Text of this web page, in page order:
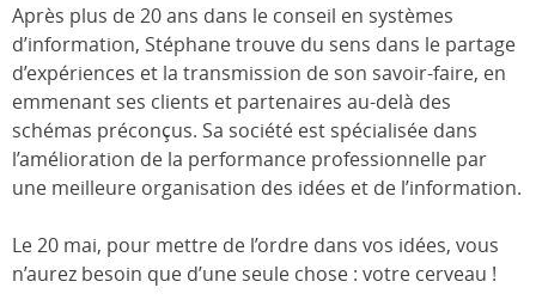
Après plus de 20 ans dans le conseil en systèmes
d’information, Stéphane trouve du sens dans le partage
d’expériences et la transmission de son savoir-faire, en
emmenant ses clients et partenaires au-delà des
schémas préconçus. Sa société est spécialisée dans
l’amélioration de la performance professionnelle par
une meilleure organisation des idées et de l’information.
Le 20 mai, pour mettre de l’ordre dans vos idées, vous
n’aurez besoin que d’une seule chose : votre cerveau !